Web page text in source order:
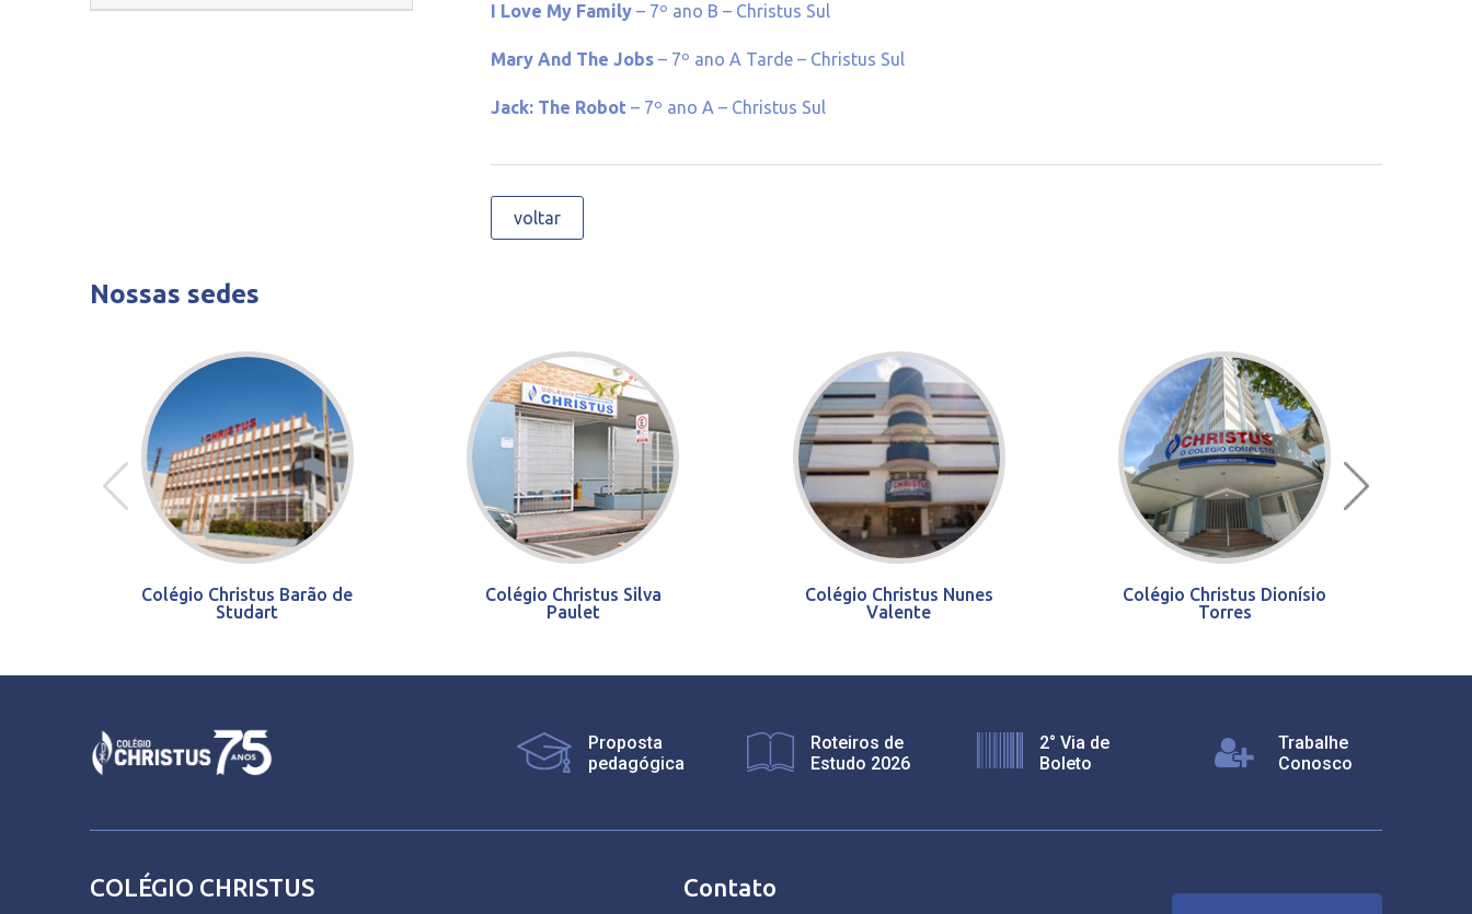
I Love My Family – 7º ano B – Christus Sul
Mary And The Jobs– 7º ano A Tarde – Christus Sul
Jack: The Robot – 7º ano A – Christus Sul
voltar
Nossas sedes
Colégio Christus Barão de
Studart
Colégio Christus Silva
Paulet
Colégio Christus Nunes
Valente
Colégio Christus Dionísio
Torres
Proposta
pedagógica
Roteiros de
Estudo 2026
2° Via de
Boleto
Trabalhe
Conosco
COLÉGIO CHRISTUS Contato